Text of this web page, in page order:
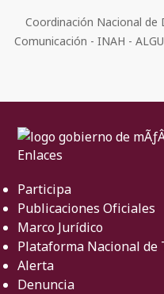
Coordinación Nacional de
Comunicación - INAH -
Enlaces
Participa
Publicaciones Oficiales
Marco Jurídico
Plataforma Nacional de
Alerta
Denuncia